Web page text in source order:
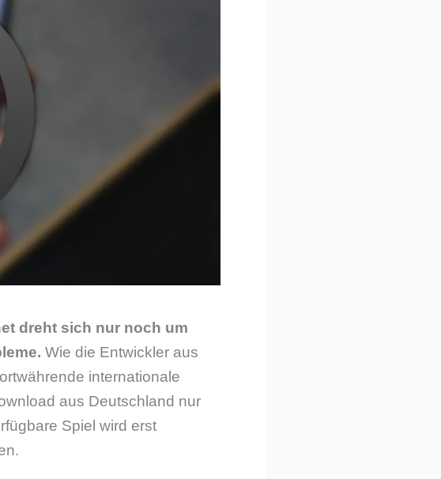
dreht sich nur noch um
Wie die Entwickler aus
internationale
aus Deutschland nur
Spiel wird erst